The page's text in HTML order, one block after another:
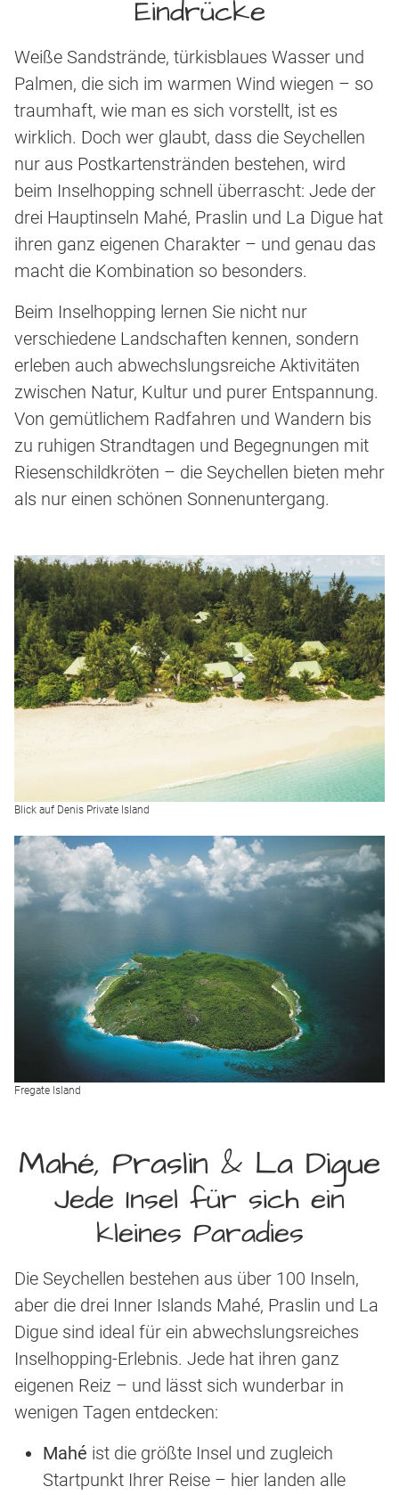
Eindrücke
Weiße Sandstrände, türkisblaues Wasser und
Palmen, die sich im warmen Wind wiegen – so
traumhaft, wie man es sich vorstellt, ist es
wirklich. Doch wer glaubt, dass die Seychellen
nur aus Postkartenstränden bestehen, wird
beim Inselhopping schnell überrascht: Jede der
drei Hauptinseln Mahé, Praslin und La Digue hat
ihren ganz eigenen Charakter – und genau das
macht die Kombination so besonders.
Beim Inselhopping lernen Sie nicht nur
verschiedene Landschaften kennen, sondern
erleben auch abwechslungsreiche Aktivitäten
zwischen Natur, Kultur und purer Entspannung.
Von gemütlichem Radfahren und Wandern bis
zu ruhigen Strandtagen und Begegnungen mit
Riesenschildkröten – die Seychellen bieten mehr
als nur einen schönen Sonnenuntergang.
Blick auf Denis Private Island
Fregate Island
Mahé, Praslin & La Digue
Jede Insel für sich ein
kleines Paradies
Die Seychellen bestehen aus über 100 Inseln,
aber die drei Inner Islands Mahé, Praslin und La
Digue sind ideal für ein abwechslungsreiches
Inselhopping-Erlebnis. Jede hat ihren ganz
eigenen Reiz – und lässt sich wunderbar in
wenigen Tagen entdecken:
Mahé ist die größte Insel und zugleich
Startpunkt Ihrer Reise – hier landen alle